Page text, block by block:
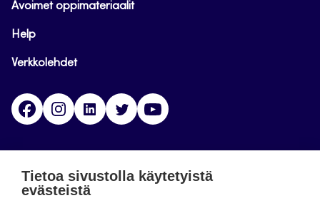
Avoimet oppimateriaalit
Help
Verkkolehdet
FacebookInstagramLinkedinTwitter
Tietoa sivustolla käytetyistä
evästeistä